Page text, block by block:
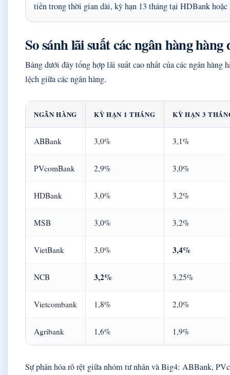
tiền trong thời gian dài, kỳ hạn 13 tháng tại HDBank
So sánh lãi suất các ngân hàng hàng
Bảng dưới đây tổng hợp lãi suất cao nhất của các ngân hàng
lệch giữa các ngân hàng.
NGÂN HÀNG KỲ HẠN 1 THÁNG KỲ HẠN 3
ABBank 3,0% 3,1%
PVcomBank 2,9% 3,0%
HDBank 3,0% 3,2%
MSB 3,0% 3,2%
VietBank 3,0% 3,4%
NCB 3,2% 3,25%
Vietcombank 1,8% 2,0%
Agribank 1,6% 1,9%
Sự phân hóa rõ rệt giữa nhóm tư nhân và Big4: ABBank,